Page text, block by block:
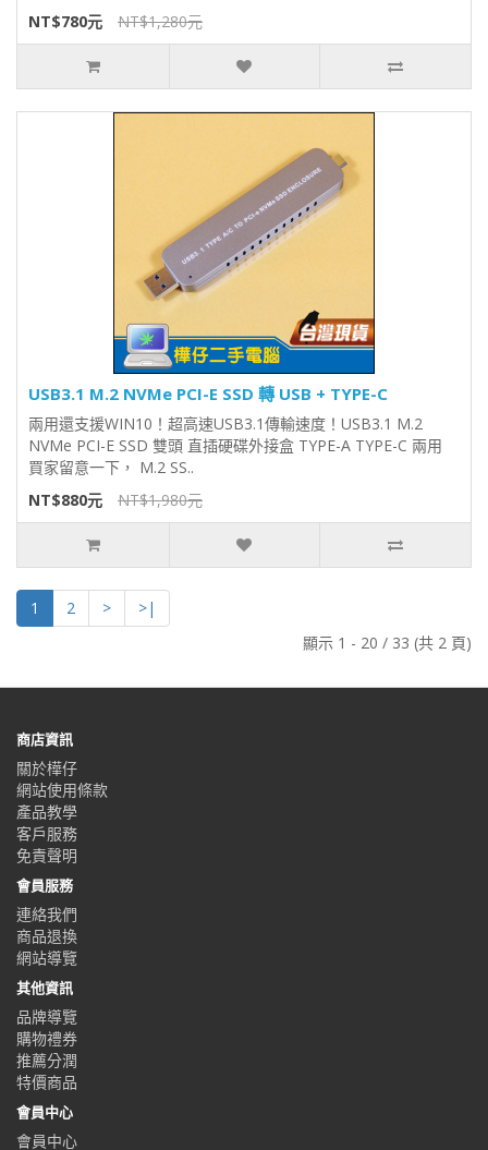
NT$780元
NT$1,280元
USB3.1 M.2 NVMe PCI-E SSD 轉 USB + TYPE-C
兩用還支援WIN10！超高速USB3.1傳輸速度！USB3.1 M.2
NVMe PCI-E SSD 雙頭 直插硬碟外接盒 TYPE-A TYPE-C 兩用
買家留意一下， M.2 SS..
NT$880元
NT$1,980元
1 2 >
>|
顯示 1 - 20 / 33 (共 2 頁)
商店資訊
關於樺仔
網站使用條款
產品教學
客戶服務
免責聲明
會員服務
連絡我們
商品退換
網站導覽
其他資訊
品牌導覽
購物禮券
推薦分潤
特價商品
會員中心
會員中心